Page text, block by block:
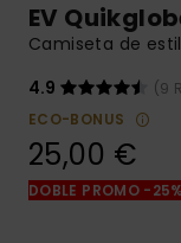
EV
Camiseta de
4.9
(9
ECO-BONUS
25,00 €
DOBLE PROMO -